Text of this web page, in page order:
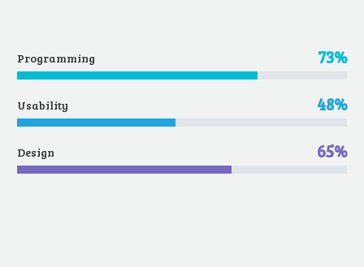
Programming 73%
Usability 48%
Design 65%